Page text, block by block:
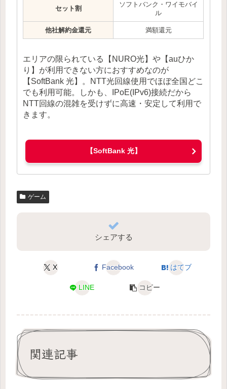
セット割
ソフトバンク・ワイモバイ
ル
他社解約金還元 満額還元
エリアの限られている【NURO光】や【auひか
り】が利用できない方におすすめなのが
【SoftBank 光】。NTT光回線使用でほぼ全国どこ
でも利用可能。しかも、IPoE(IPv6)接続だから
NTT回線の混雑を受けずに高速・安定して利用で
きます。
【SoftBank 光】
ゲーム
シェアする
X Facebook はてブ
LINE コピー
関連記事